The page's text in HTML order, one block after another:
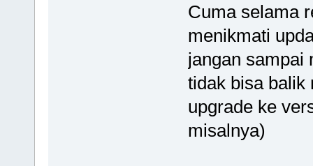
Cuma selama
menikmati
jangan sampai
tidak bisa balik
upgrade ke
misalnya)